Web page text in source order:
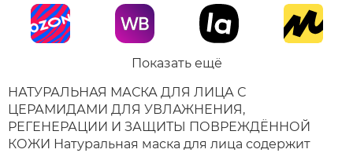
Показать ещё
НАТУРАЛЬНАЯ МАСКА ДЛЯ ЛИЦА С
ЦЕРАМИДАМИ ДЛЯ УВЛАЖНЕНИЯ,
РЕГЕНЕРАЦИИ И ЗАЩИТЫ ПОВРЕЖДЁННОЙ
КОЖИ Натуральная маска для лица содержит